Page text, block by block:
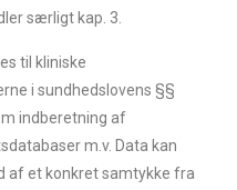
særligt kap. 3.
til kliniske
i sundhedslovens §§
indberetning af
m.v. Data kan
af et konkret samtykke fra